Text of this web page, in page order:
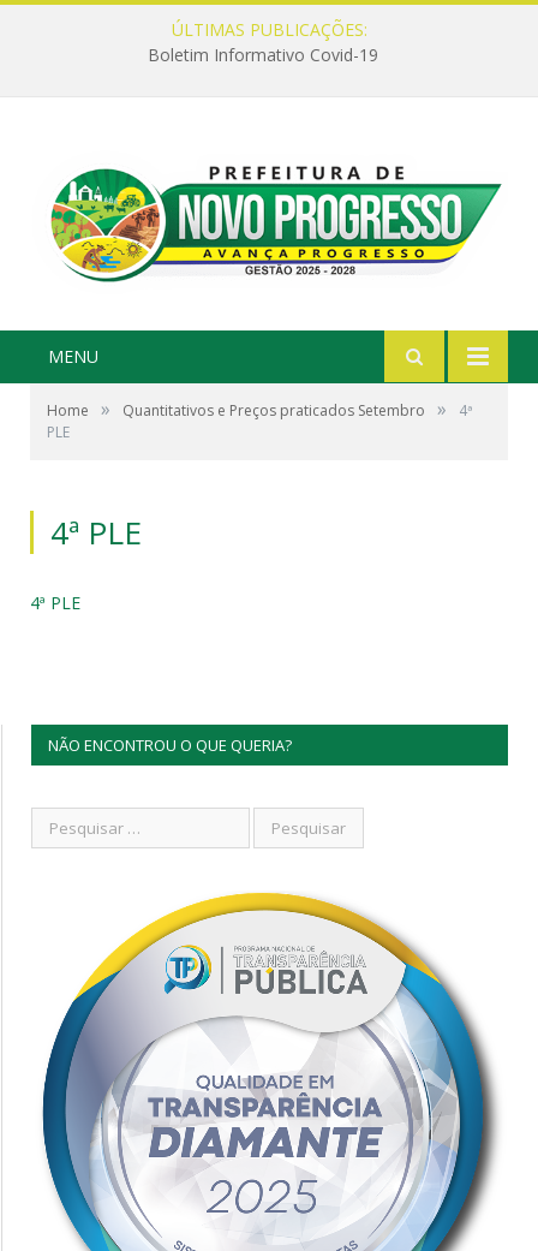
ÚLTIMAS PUBLICAÇÕES:
Boletim Informativo Covid-19
MENU
Home » Quantitativos e Preços praticados Setembro »
4ª
PLE
4ª PLE
4ª PLE
NÃO ENCONTROU O QUE QUERIA?